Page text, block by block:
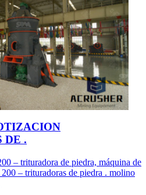
DE .
– trituradora de piedra, máquina de
– trituradoras de piedra . molino